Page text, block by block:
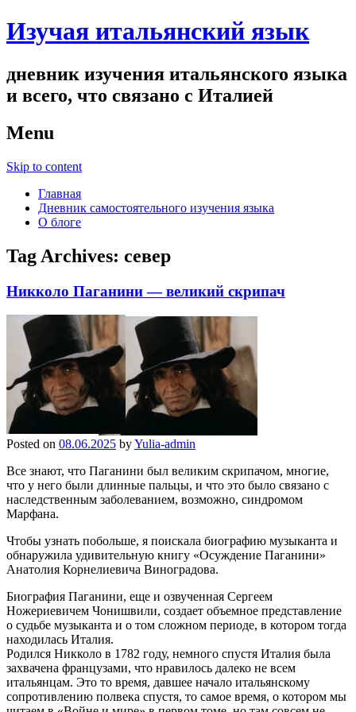
Изучая итальянский язык
дневник изучения итальянского языка
и всего, что связано с Италией
Menu
Skip to content
Главная
Дневник самостоятельного изучения языка
О блоге
Tag Archives: север
Никколо Паганини — великий скрипач
Posted on 08.06.2025 byYulia-admin
Все знают, что Паганини был великим скрипачом, многие,
что у него были длинные пальцы, и что это было связано с
наследственным заболеванием, возможно, синдромом
Марфана.
Чтобы узнать побольше, я поискала биографию музыканта и
обнаружила удивительную книгу «Осуждение Паганини»
Анатолия Корнелиевича Виноградова.
Биография Паганини, еще и озвученная Сергеем
Ножериевичем Чонишвили, создает объемное представление
о судьбе музыканта и о том сложном периоде, в котором тогда
находилась Италия.
Родился Никколо в 1782 году, немного спустя Италия была
захвачена французами, что нравилось далеко не всем
итальянцам. Это то время, давшее начало итальянскому
сопротивлению полвека спустя, то самое время, о котором мы